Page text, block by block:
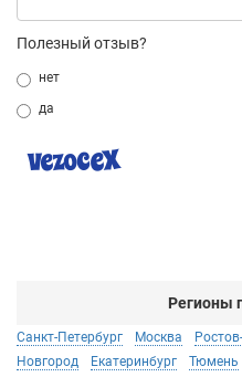
Полезный отзыв?
нет
да
Регионы
Санкт-Петербург Москва
Новгород
Екатеринбург Тюмень